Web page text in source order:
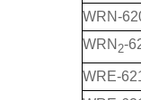
WRN-
WRN 2-
WRE-